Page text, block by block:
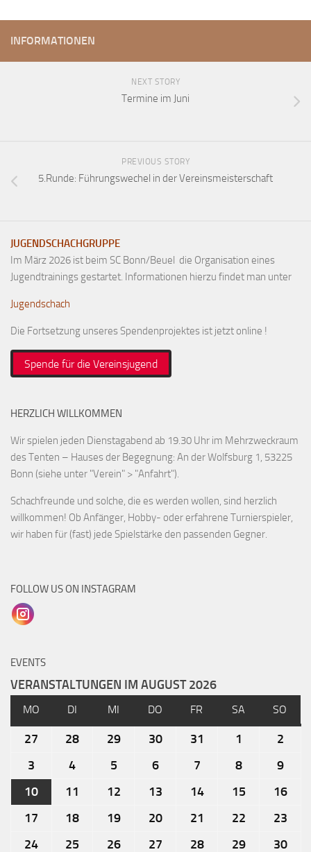
INFORMATIONEN
NEXT STORY
Termine im Juni
PREVIOUS STORY
5.Runde: Führungswechel in der Vereinsmeisterschaft
JUGENDSCHACHGRUPPE
Im März 2026 ist beim SC Bonn/Beuel die Organisation eines
Jugendtrainings gestartet. Informationen hierzu findet man unter
Jugendschach
Die Fortsetzung unseres Spendenprojektes ist jetzt online !
Spende für die Vereinsjugend
HERZLICH WILLKOMMEN
Wir spielen jeden Dienstagabend ab 19.30 Uhr im Mehrzweckraum
des Tenten – Hauses der Begegnung: An der Wolfsburg 1, 53225
Bonn (siehe unter "Verein" > "Anfahrt").
Schachfreunde und solche, die es werden wollen, sind herzlich
willkommen! Ob Anfänger, Hobby- oder erfahrene Turnierspieler,
wir haben für (fast) jede Spielstärke den passenden Gegner.
FOLLOW US ON INSTAGRAM
EVENTS
VERANSTALTUNGEN IM AUGUST 2026
MO DI MI DO FR SA SO
27 28 29 30 31 1
2
3
4 5 6 7 8
9
10
11 12 13 14 15
16
17
18 19 20 21 22
23
24
25 26 27 28 29 30